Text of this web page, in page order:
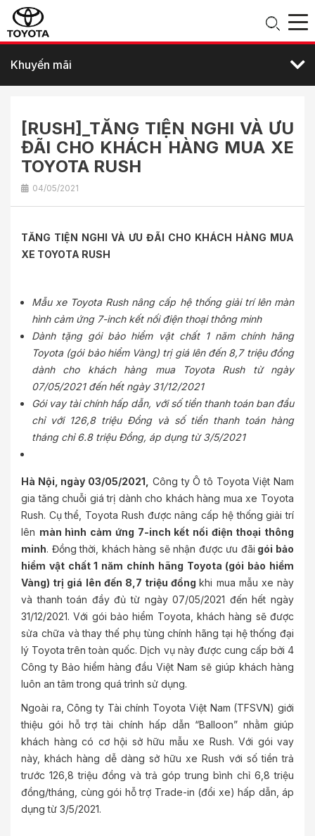
Khuyến mãi
[RUSH]_TĂNG TIỆN NGHI VÀ ƯU
ĐÃI CHO KHÁCH HÀNG MUA XE
TOYOTA RUSH
04/05/2021
TĂNG TIỆN NGHI VÀ ƯU ĐÃI CHO KHÁCH HÀNG MUA
XE TOYOTA RUSH
Mẫu xe Toyota Rush nâng cấp hệ thống giải trí lên màn
hình cảm ứng 7-inch kết nối điện thoại thông minh
Dành tặng gói bảo hiểm vật chất 1 năm chính hãng
Toyota (gói bảo hiểm Vàng) trị giá lên đến 8,7 triệu đồng
dành cho khách hàng mua Toyota Rush từ ngày
07/05/2021 đến hết ngày 31/12/2021
Gói vay tài chính hấp dẫn, với số tiền thanh toán ban đầu
chỉ với 126,8 triệu Đồng và số tiền thanh toán hàng
tháng chỉ 6.8 triệu Đồng, áp dụng từ 3/5/2021
Hà Nội, ngày 03/05/2021,
Công ty Ô tô Toyota Việt Nam
gia tăng chuỗi giá trị dành cho khách hàng mua xe Toyota
Rush. Cụ thể, Toyota Rush được nâng cấp hệ thống giải trí
lên màn hình cảm ứng 7-inch kết nối điện thoại thông
minh. Đồng thời, khách hàng sẽ nhận được ưu đãi gói bảo
hiểm vật chất 1 năm chính hãng Toyota (gói bảo hiểm
Vàng) trị giá lên đến 8,7 triệu đồngkhi mua mẫu xe này
và thanh toán đầy đủ từ ngày 07/05/2021 đến hết ngày
31/12/2021. Với gói bảo hiểm Toyota, khách hàng sẽ được
sửa chữa và thay thế phụ tùng chính hãng tại hệ thống đại
lý Toyota trên toàn quốc. Dịch vụ này được cung cấp bởi 4
Công ty Bảo hiểm hàng đầu Việt Nam sẽ giúp khách hàng
luôn an tâm trong quá trình sử dụng.
Ngoài ra, Công ty Tài chính Toyota Việt Nam (TFSVN) giới
thiệu gói hỗ trợ tài chính hấp dẫn “Balloon” nhằm giúp
khách hàng có cơ hội sở hữu mẫu xe Rush. Với gói vay
này, khách hàng dễ dàng sở hữu xe Rush với số tiền trả
trước 126,8 triệu đồng và trả góp trung bình chỉ 6,8 triệu
đồng/tháng, cùng gói hỗ trợ Trade-in (đổi xe) hấp dẫn, áp
dụng từ 3/5/2021.